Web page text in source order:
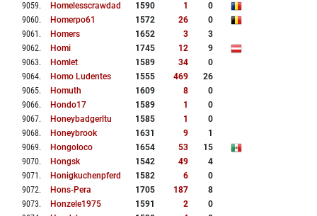
9059. Homelesscrawdad 1590 1
0
9060. Homerpo61 1572 26
0
9061 . Homers 1652 3
3
9062. Homi 1745 12
9
9063. Homlet 1589 34
0
9064. Homo Ludentes 1555 469
26
9065. Homuth 1609 8
0
9066. Hondo17 1589 1
0
9067. Honeybadgerltu 1585 1
0
9068. Honeybrook 1631 9
1
9069. Hongoloco 1654 53
15
9070. Hongsk 1542 49
4
9071 . Honigkuchenpferd 1582 6
0
9072. Hons-Pera 1705 187
8
9073. Honzele1975 1591 2
0